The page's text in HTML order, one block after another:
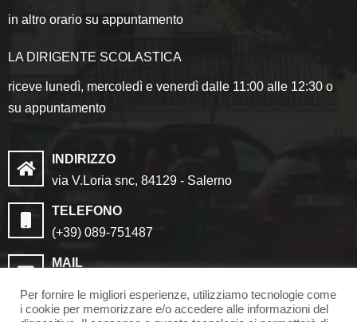
in altro orario su appuntamento
LA DIRIGENTE SCOLASTICA
riceve lunedì, mercoledì e venerdì dalle 11:00 alle 12:30 o
su appuntamento
INDIRIZZO
via V.Loria snc, 84129 - Salerno
TELEFONO
(+39) 089-751487
MAIL
saic8cf006@pec.istruzione.it
Per fornire le migliori esperienze, utilizziamo tecnologie come
i cookie per memorizzare e/o accedere alle informazioni del